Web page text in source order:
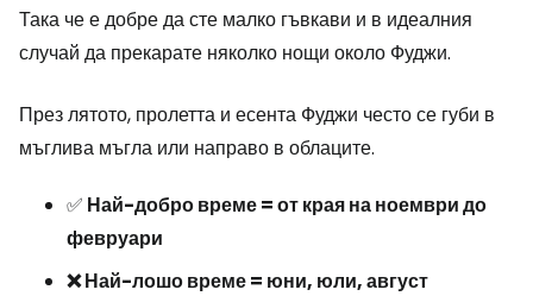
Така че е добре да сте малко гъвкави и в идеалния
случай да прекарате няколко нощи около Фуджи.
През лятото, пролетта и есента Фуджи често се губи в
мъглива мъгла или направо в облаците.
✅ Най-добро време = от края на ноември до
февруари
❌ Най-лошо време = юни, юли, август